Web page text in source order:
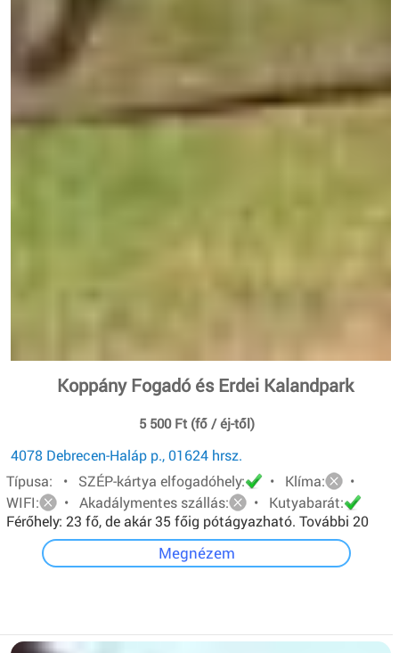
Koppány Fogadó és Erdei Kalandpark
5 500 Ft (fő / éj-től)
4078 Debrecen-Haláp p., 01624 hrsz.
Típusa: • SZÉP-kártya elfogadóhely:
• Klíma:
•
WIFI:
• Akadálymentes szállás:
• Kutyabarát:
Férőhely: 23 fő, de akár 35 főig pótágyazható. További 20
főt pedig sátorban tudunk elhelyezni.
Megnézem